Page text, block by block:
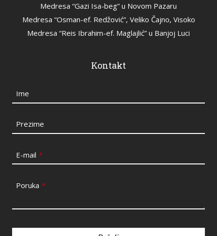
Medresa “Gazi Isa-beg” u Novom Pazaru
Medresa “Osman-ef. Redžović”, Veliko Čajno, Visoko
Medresa “Reis Ibrahim-ef. Maglajlić” u Banjoj Luci
Kontakt
Ime
Prezime
E-mail *
Poruka *